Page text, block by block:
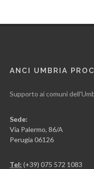
ANCI UMBRIA
Supporto ai comuni
Sede:
Via Palermo, 86/A
Perugia 06126
Tel: (+39) 075 572 1083